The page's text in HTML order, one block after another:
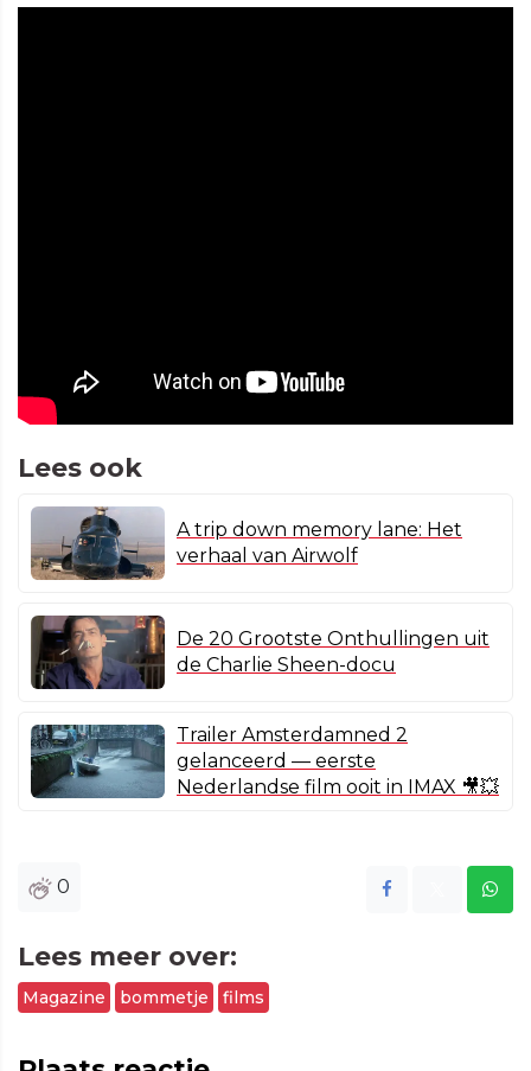
Lees ook
A trip down memory lane: Het
verhaal van Airwolf
De 20 Grootste Onthullingen uit
de Charlie Sheen-docu
Trailer Amsterdamned 2
gelanceerd — eerste
Nederlandse film ooit in IMAX 🎥💥
0
Lees meer over:
Magazine bommetje films